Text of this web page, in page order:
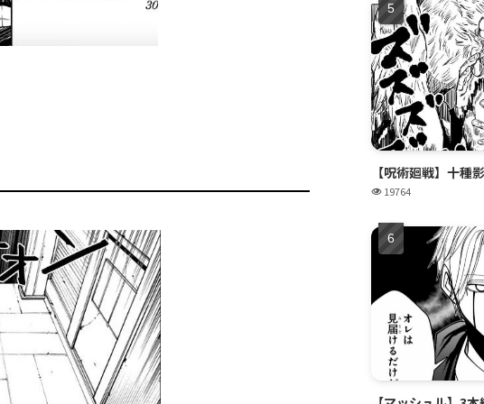
【呪術廻戦】十種
19764